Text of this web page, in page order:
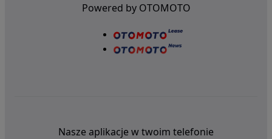
Powered by OTOMOTO
Nasze aplikacje w twoim telefonie